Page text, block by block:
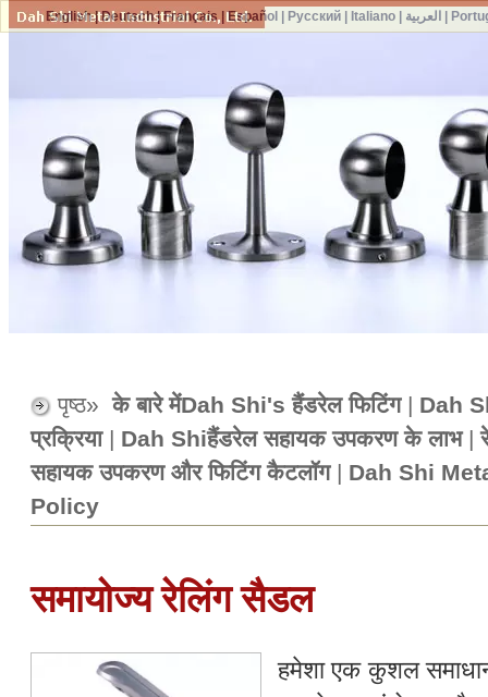
पृष्ठ»के बारे मेंDah Shi's हैंडरेल फिटिंग| Dah
प्रक्रिया| Dah Shiहैंडरेल सहायक उपकरण के लाभ|
सहायक उपकरण और फिटिंग कैटलॉग| Dah Shi
Policy
समायोज्य रेलिंग सैडल
हमेशा एक कुशल
English|Deutsch|Français|Español Русский| Italiano| العربية